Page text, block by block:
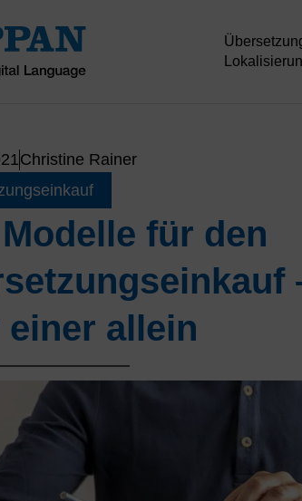
Christine Rainer
für den
einer allein